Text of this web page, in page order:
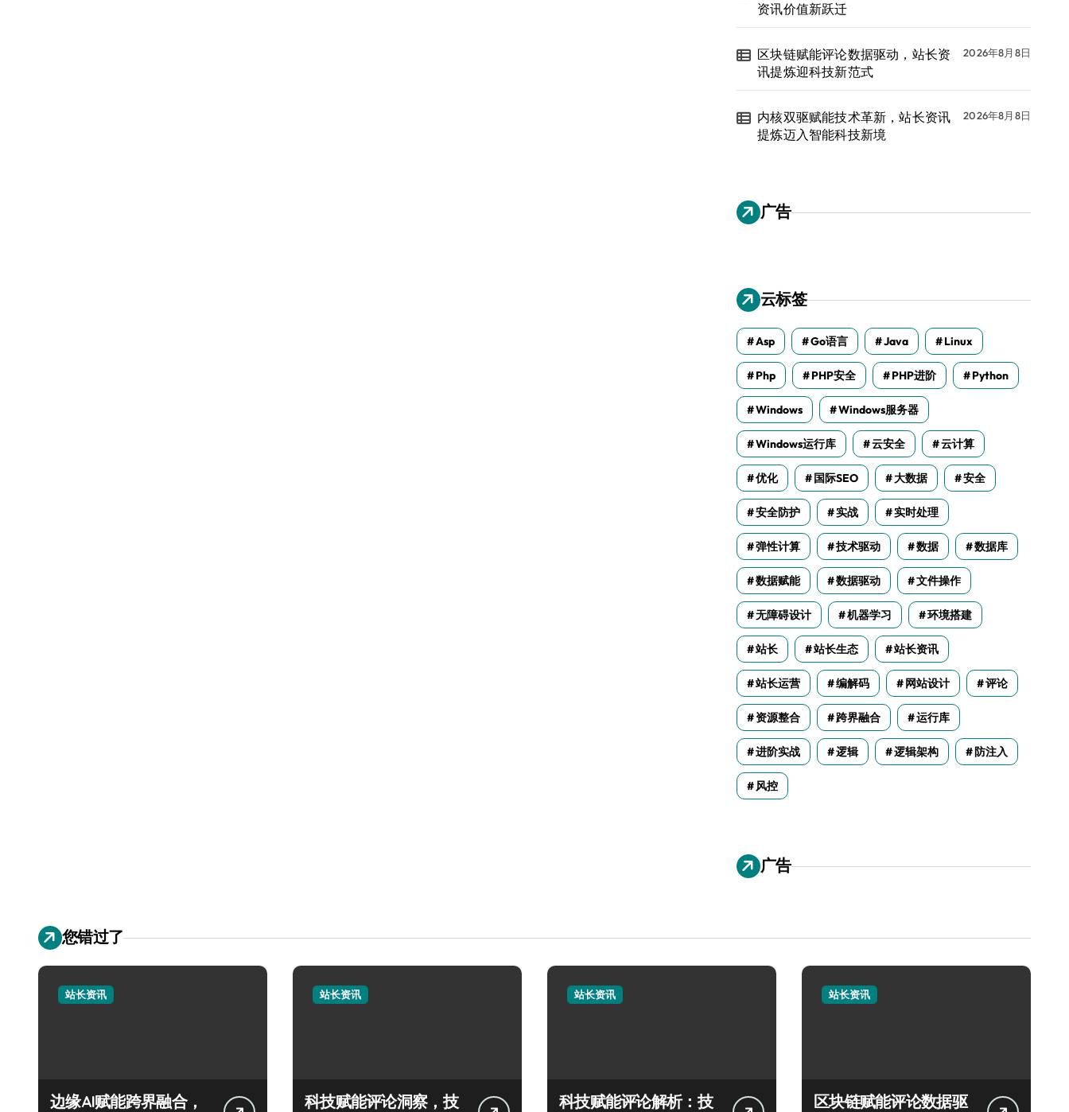
资讯价值新跃迁
区块链赋能评论数据驱动，站长资
讯提炼迎科技新范式
2026年8月8日
内核双驱赋能技术革新，站长资讯
提炼迈入智能科技新境
2026年8月8日
广告
云标签
Asp Go语言 Java Linux
Php PHP安全 PHP进阶 Python
Windows Windows服务器
Windows运行库 云安全 云计算
优化 国际SEO 大数据 安全
安全防护 实战 实时处理
弹性计算 技术驱动 数据 数据库
数据赋能 数据驱动 文件操作
无障碍设计 机器学习 环境搭建
站长 站长生态 站长资讯
站长运营 编解码 网站设计 评论
资源整合 跨界融合 运行库
进阶实战 逻辑 逻辑架构 防注入
风控
广告
您错过了
站长资讯
边缘AI赋能跨界融合，
站长资讯
科技赋能评论洞察，技
站长资讯
科技赋能评论解析：技
站长资讯
区块链赋能评论数据驱